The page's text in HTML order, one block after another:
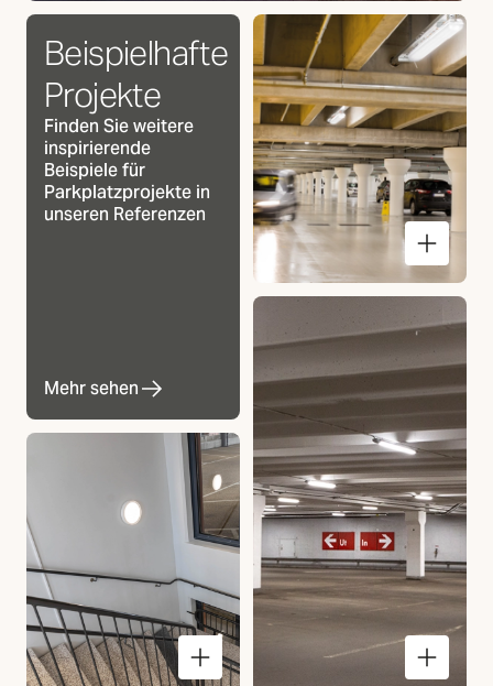
Parkplatz
Beispielhafte
Projekte
Finden Sie weitere
inspirierende
Beispiele für
Parkplatzprojekte in
unseren Referenzen
Mehr sehen